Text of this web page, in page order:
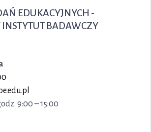
EDUKACYJNYCH -
BADAWCZY
9:00 – 15:00